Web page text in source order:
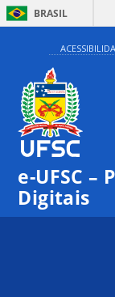
BRASIL
e-UFSC –
Digitais